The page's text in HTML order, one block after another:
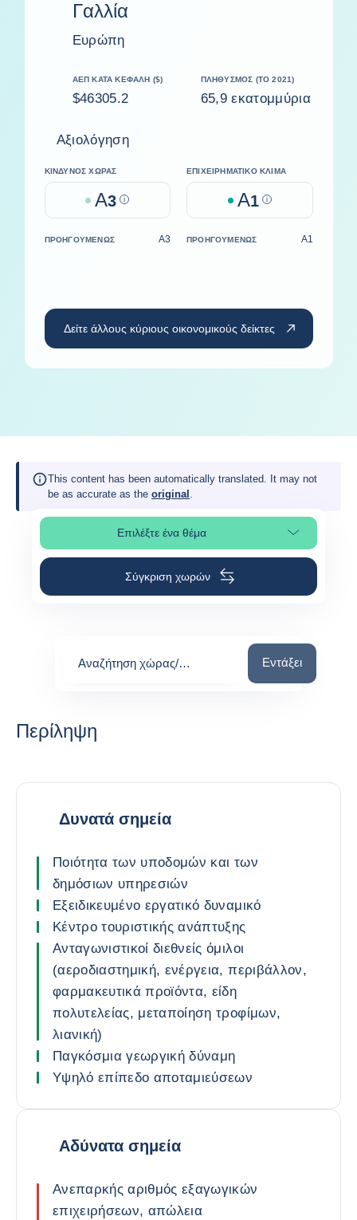
Γαλλία
Ευρώπη
ΑΕΠ ΚΑΤΆ ΚΕΦΑΛΉ ($)
$46305.2
ΠΛΗΘΥΣΜΌΣ (ΤΟ 2021)
65,9 εκατομμύρια
Αξιολόγηση
ΚΊΝΔΥΝΟΣ ΧΏΡΑΣ
A3 Help
ΕΠΙΧΕΙΡΗΜΑΤΙΚΌ ΚΛΊΜΑ
A1 Help
ΠΡΟΗΓΟΥΜΈΝΩΣ A3 ΠΡΟΗΓΟΥΜΈΝΩΣ A1
Δείτε άλλους κύριους οικονομικούς δείκτες
This content has been automatically translated. It may not
be as accurate as the original .
Επιλέξτε ένα θέμαΕπιλέξτε τμήμα της σελίδας
Σύγκριση χωρών
Αναζήτηση χώρας/
Αναζήτηση
Εντάξει
Περίληψη
Δυνατά σημεία
Ποιότητα των υποδομών και των
δημόσιων υπηρεσιών
Εξειδικευμένο εργατικό δυναμικό
Κέντρο τουριστικής ανάπτυξης
Ανταγωνιστικοί διεθνείς όμιλοι
(αεροδιαστημική, ενέργεια, περιβάλλον,
φαρμακευτικά προϊόντα, είδη
πολυτελείας, μεταποίηση τροφίμων,
λιανική)
Παγκόσμια γεωργική δύναμη
Υψηλό επίπεδο αποταμιεύσεων
Αδύνατα σημεία
Ανεπαρκής αριθμός εξαγωγικών
επιχειρήσεων, απώλεια